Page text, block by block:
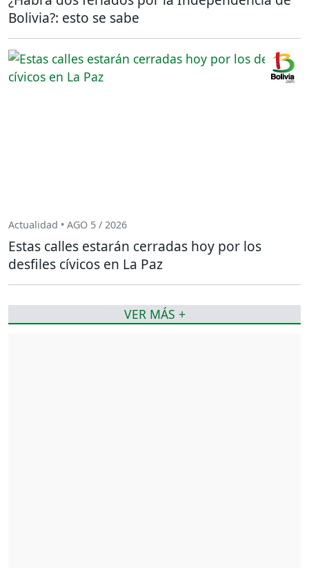
Bolivia?: esto se sabe
Actualidad • AGO 5 / 2026
Estas calles estarán cerradas hoy por los
desfiles cívicos en La Paz
VER MÁS +